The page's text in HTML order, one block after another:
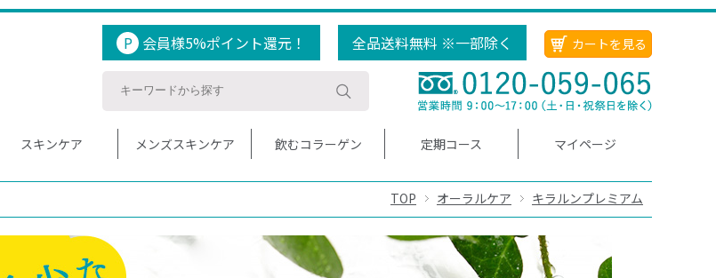
P 会員様5%ポイント還元！ 全品送料無料 ※一部除く カートを見る
スキンケア メンズスキンケア 飲むコラーゲン 定期コース マイページ
TOP オーラルケア キラルンプレミアム